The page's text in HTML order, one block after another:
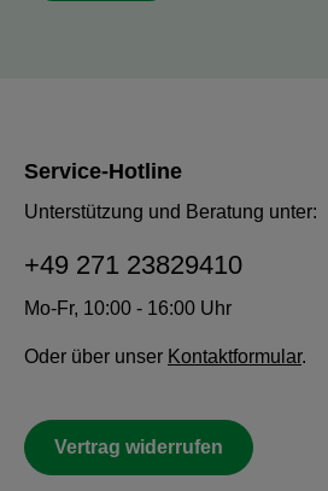
Service-Hotline
Unterstützung und Beratung unter:
+49 271 23829410
Mo-Fr, 10:00 - 16:00 Uhr
Oder über unser Kontaktformular.
Vertrag widerrufen